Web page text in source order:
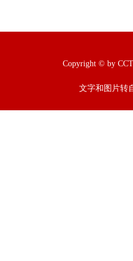
Copyright © by
文字和图片转